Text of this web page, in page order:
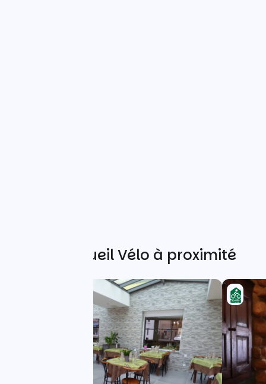
Autres Accueil Vélo à proximité